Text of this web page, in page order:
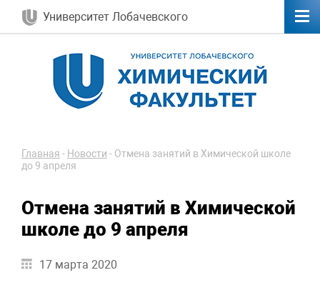
Университет Лобачевского
Главная - Новости - Отмена занятий в Химической школе
до 9 апреля
Отмена занятий в Химической
школе до 9 апреля
17 марта 2020